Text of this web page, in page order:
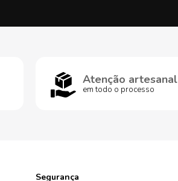
Atenção artesanal
em todo o processo
Segurança